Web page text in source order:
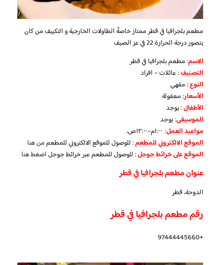
مطعم بلجرافيا في قطر ممتاز خاصةً الطاولات الخارجية و التكييف من كان
يتصور درجة الحرارة 22 في عز الصيف
الاسم: مطعم بلجرافيا في قطر
التصنيف: عائلات – افراد
النوع :مقهي
الأسعار:معقولة
الأطفال:يوجد
الموسيقى:يوجد
مواعيد العمل: ١:٠٠م–١٢:٠٠ص،
الموقع الالكتروني للمطعم: للوصول للموقع الالكتروني للمطعممن هنا
الموقع على خرائط جوجل: للوصول للمطعم عبر خرائط جوجلاضغط هنا
عنوان مطعم بلجرافيا في قطر
الدوحة، قطر
رقم مطعم بلجرافيا في قطر
+97444445660